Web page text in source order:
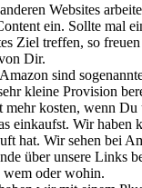
Websites
ein. Sollte mal
Ziel treffen, so
Dir.
sind
kleine Provision
mehr kosten, wenn Du
einkaufst. Wir haben
hat. Wir sehen bei
über unsere Links
oder wohin.